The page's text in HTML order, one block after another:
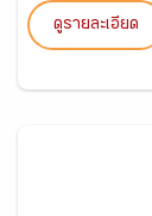
ดูรายละเอียด